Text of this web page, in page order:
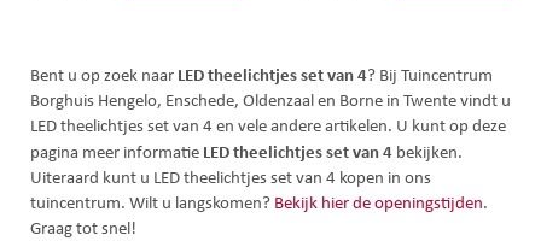
Bent u op zoek naar LED theelichtjes set van 4? Bij Tuincentrum
Borghuis Hengelo, Enschede, Oldenzaal en Borne in Twente vindt u
LED theelichtjes set van 4 en vele andere artikelen. U kunt op deze
pagina meer informatie LED theelichtjes set van 4 bekijken.
Uiteraard kunt u LED theelichtjes set van 4 kopen in ons
tuincentrum. Wilt u langskomen? Bekijk hier de openingstijden.
Graag tot snel!